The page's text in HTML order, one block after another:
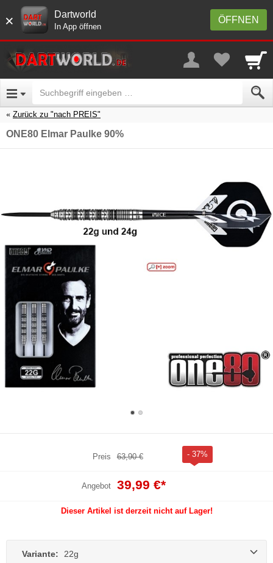
× ÖFFNEN
Dartworld
In App öffnen
Zurück zu "nach PREIS"
ONE80 Elmar Paulke 90%
Preis 63,90 € - 37%
Angebot 39,99 €*
Dieser Artikel ist derzeit nicht auf Lager!
Variante: 22g